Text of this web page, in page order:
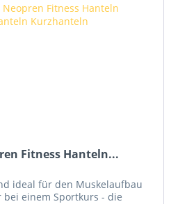
Fitness Hanteln...
ideal für den Muskelaufbau
bei einem Sportkurs - die